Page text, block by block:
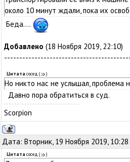
около 10 минут ждали, пока их
Беда....
Добавлено (18 Ноября 2019, 22:10)
Цитата сосед ( )
Но никто нас не услышал, проблема
Давно пора обратиться в суд.
Scorpion
Дата: Вторник, 19 Ноября 2019,
Цитата сосед ( )